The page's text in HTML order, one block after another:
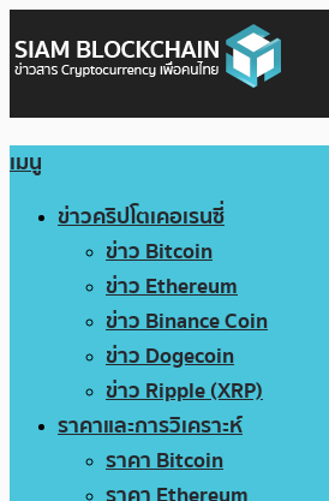
เมนู
ข่าวคริปโตเคอเรนซี่
ข่าว Bitcoin
ข่าว Ethereum
ข่าว Binance Coin
ข่าว Dogecoin
ข่าว Ripple (XRP)
ราคาและการวิเคราะห์
ราคา Bitcoin